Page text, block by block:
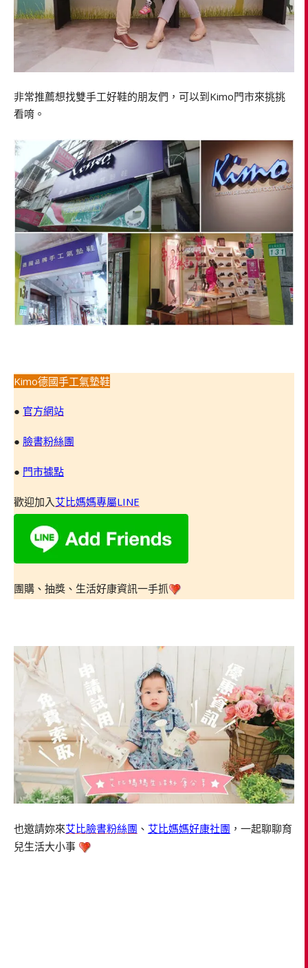
非常推薦想找雙手工好鞋的朋友們，可以到Kimo門市來挑挑
看唷。
Kimo德國手工氣墊鞋
● 官方網站
● 臉書粉絲團
● 門市據點
歡迎加入 艾比媽媽專屬LINE
團購、抽獎、生活好康資訊一手抓
也邀請妳來艾比臉書粉絲團 、 艾比媽媽好康社團 ，一起聊聊育
兒生活大小事